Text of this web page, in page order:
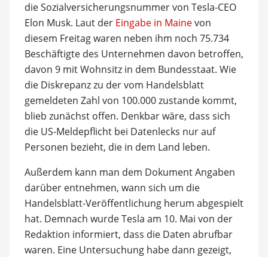
die Sozialversicherungsnummer von Tesla-CEO
Elon Musk. Laut der Eingabe in Mainevon
diesem Freitag waren neben ihm noch 75.734
Beschäftigte des Unternehmen davon betroffen,
davon 9 mit Wohnsitz in dem Bundesstaat. Wie
die Diskrepanz zu der vom Handelsblatt
gemeldeten Zahl von 100.000 zustande kommt,
blieb zunächst offen. Denkbar wäre, dass sich
die US-Meldepflicht bei Datenlecks nur auf
Personen bezieht, die in dem Land leben.
Außerdem kann man dem Dokument Angaben
darüber entnehmen, wann sich um die
Handelsblatt-Veröffentlichung herum abgespielt
hat. Demnach wurde Tesla am 10. Mai von der
Redaktion informiert, dass die Daten abrufbar
waren. Eine Untersuchung habe dann gezeigt,